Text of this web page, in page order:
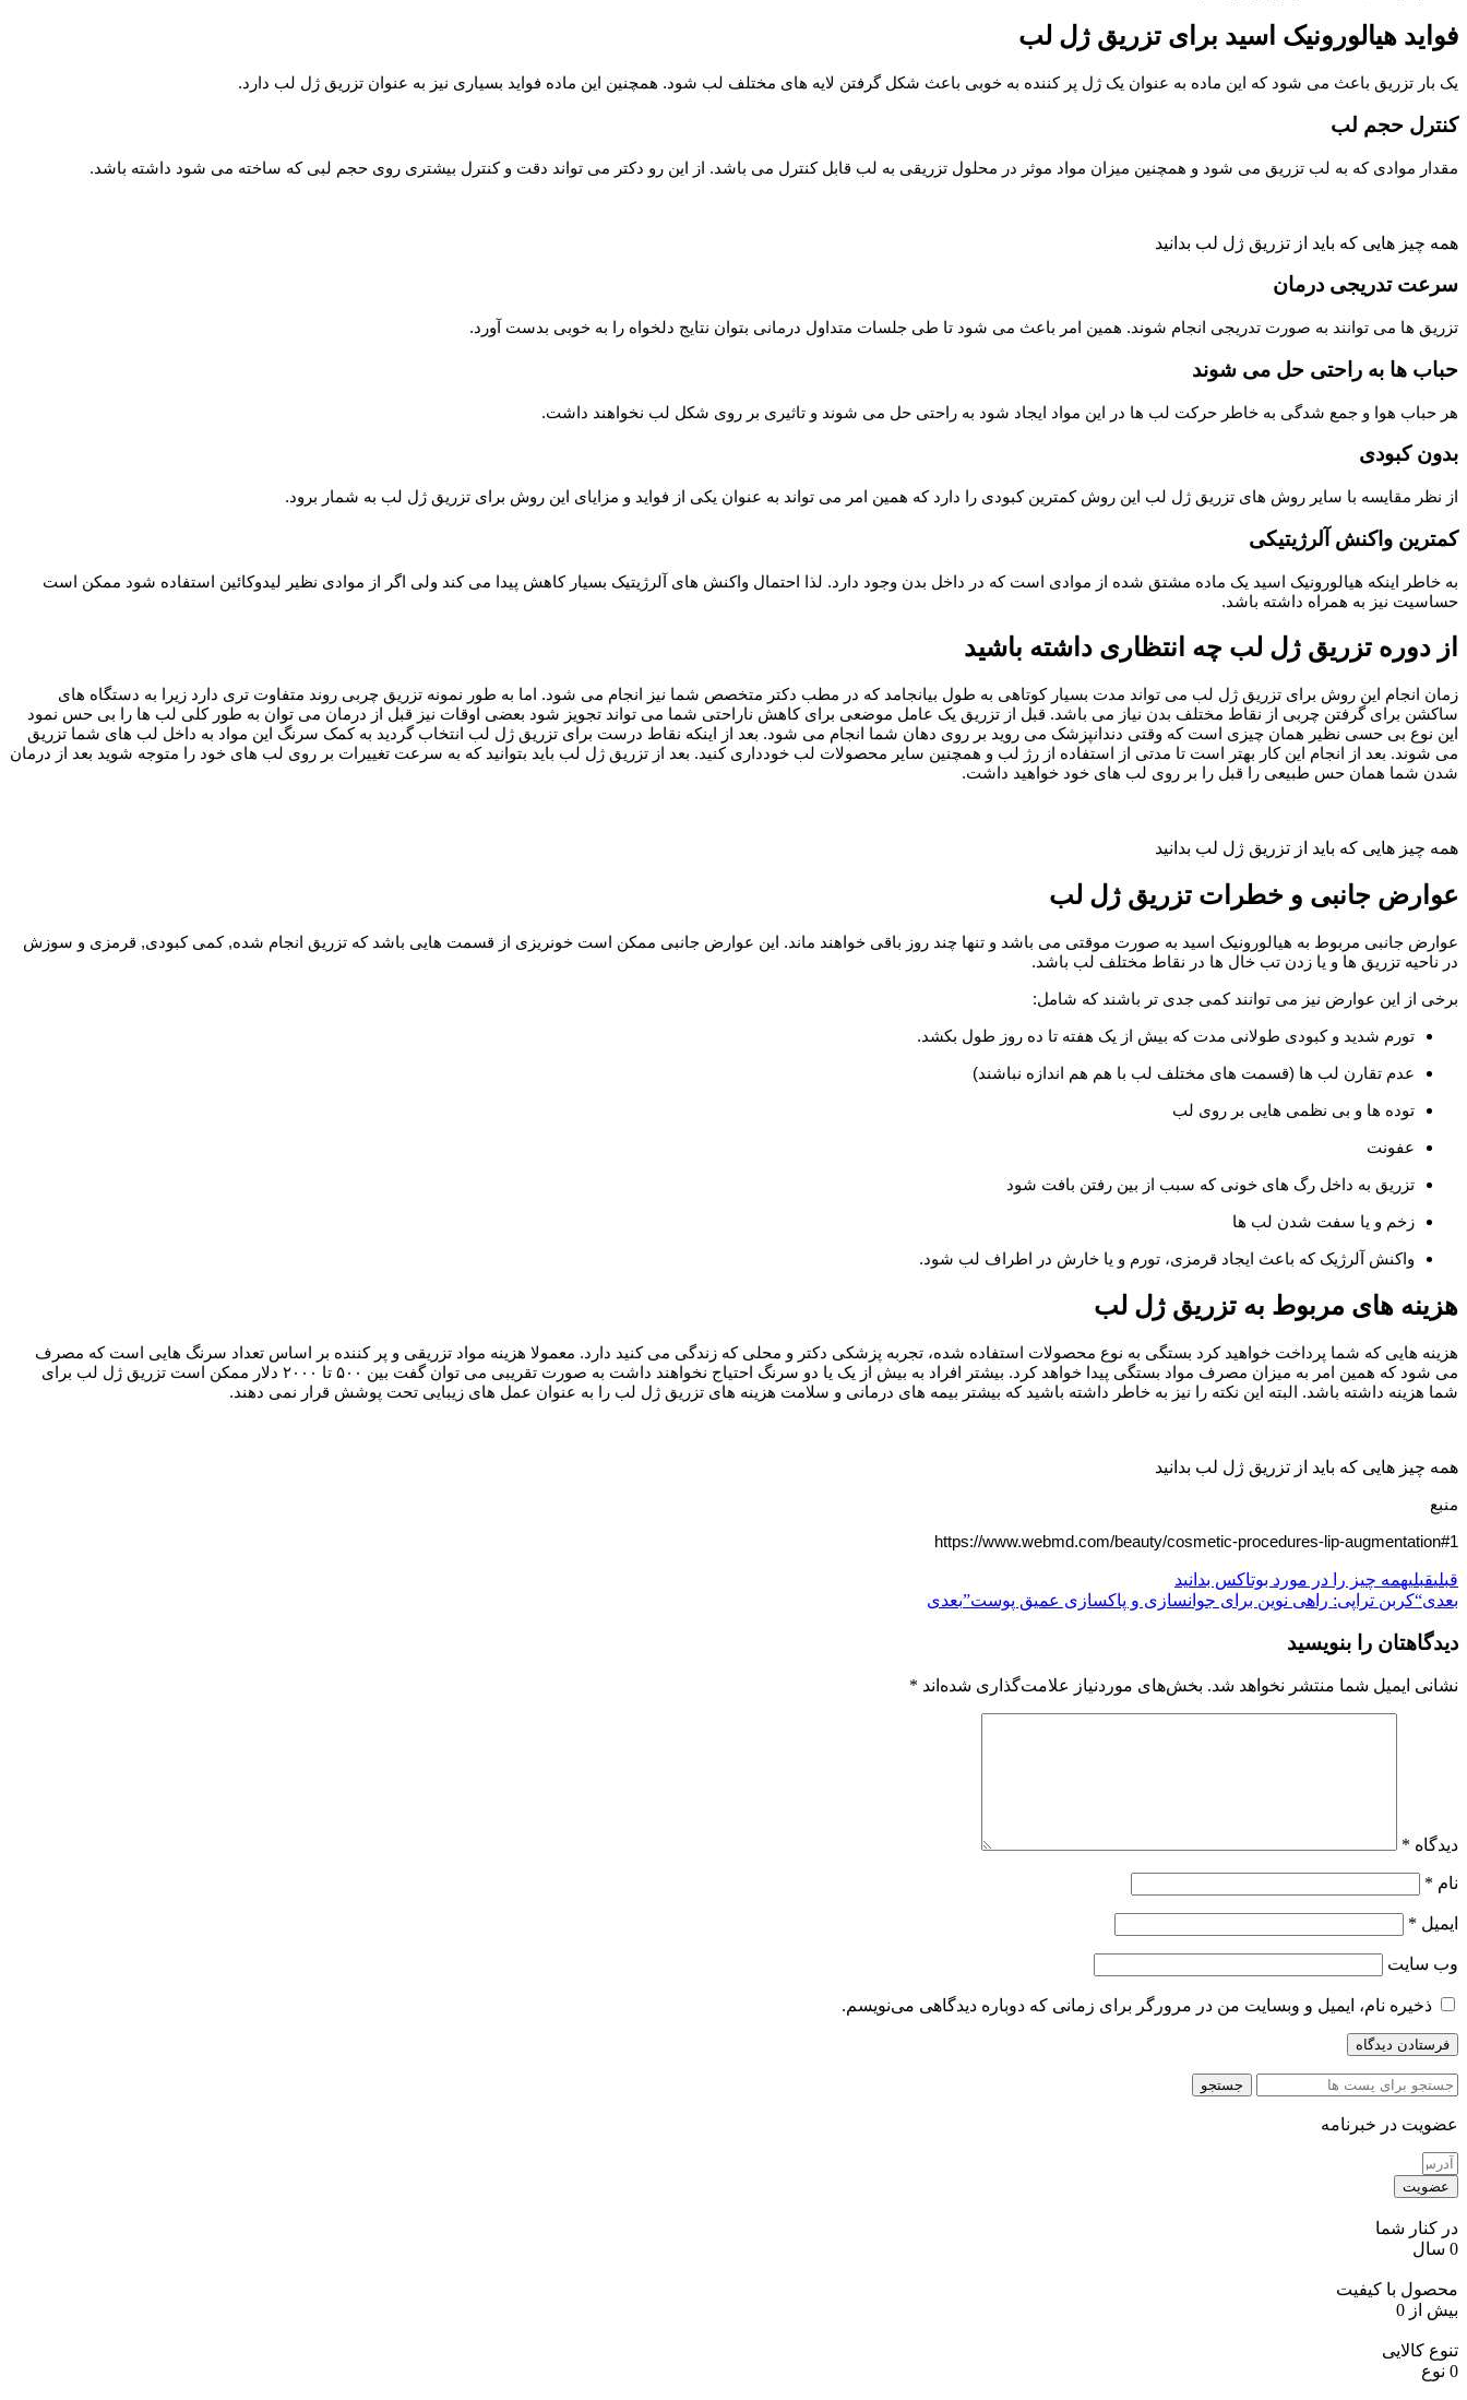
فواید هیالورونیک اسید برای تزریق ژل لب
یک بار تزریق باعث می شود که این ماده به عنوان یک ژل پر کننده به خوبی باعث شکل گرفتن لایه های مختلف لب شود. همچنین این ماده فواید بسیاری نیز به عنوان تزریق ژل لب دارد.
کنترل حجم لب
مقدار موادی که به لب تزریق می شود و همچنین میزان مواد موثر در محلول تزریقی به لب قابل کنترل می باشد. از این رو دکتر می تواند دقت و کنترل بیشتری روی حجم لبی که ساخته می شود داشته باشد.
همه چیز هایی که باید از تزریق ژل لب بدانید
سرعت تدریجی درمان
تزریق ها می توانند به صورت تدریجی انجام شوند. همین امر باعث می شود تا طی جلسات متداول درمانی بتوان نتایج دلخواه را به خوبی بدست آورد.
حباب ها به راحتی حل می شوند
هر حباب هوا و جمع شدگی به خاطر حرکت لب ها در این مواد ایجاد شود به راحتی حل می شوند و تاثیری بر روی شکل لب نخواهند داشت.
بدون کبودی
از نظر مقایسه با سایر روش های تزریق ژل لب این روش کمترین کبودی را دارد که همین امر می تواند به عنوان یکی از فواید و مزایای این روش برای تزریق ژل لب به شمار برود.
کمترین واکنش آلرژیتیکی
به خاطر اینکه هیالورونیک اسید یک ماده مشتق شده از موادی است که در داخل بدن وجود دارد. لذا احتمال واکنش های آلرژیتیک بسیار کاهش پیدا می کند ولی اگر از موادی نظیر لیدوکائین استفاده شود ممکن است
حساسیت نیز به همراه داشته باشد.
از دوره تزریق ژل لب چه انتظاری داشته باشید
زمان انجام این روش برای تزریق ژل لب می تواند مدت بسیار کوتاهی به طول بیانجامد که در مطب دکتر متخصص شما نیز انجام می شود. اما به طور نمونه تزریق چربی روند متفاوت تری دارد زیرا به دستگاه های
ساکشن برای گرفتن چربی از نقاط مختلف بدن نیاز می باشد. قبل از تزریق یک عامل موضعی برای کاهش ناراحتی شما می تواند تجویز شود بعضی اوقات نیز قبل از درمان می توان به طور کلی لب ها را بی حس نمود
این نوع بی حسی نظیر همان چیزی است که وقتی دندانپزشک می روید بر روی دهان شما انجام می شود. بعد از اینکه نقاط درست برای تزریق ژل لب انتخاب گردید به کمک سرنگ این مواد به داخل لب های شما تزریق
می شوند. بعد از انجام این کار بهتر است تا مدتی از استفاده از رژ لب و همچنین سایر محصولات لب خودداری کنید. بعد از تزریق ژل لب باید بتوانید که به سرعت تغییرات بر روی لب های خود را متوجه شوید بعد از درمان
شدن شما همان حس طبیعی را قبل را بر روی لب های خود خواهید داشت.
همه چیز هایی که باید از تزریق ژل لب بدانید
عوارض جانبی و خطرات تزریق ژل لب
عوارض جانبی مربوط به هیالورونیک اسید به صورت موقتی می باشد و تنها چند روز باقی خواهند ماند. این عوارض جانبی ممکن است خونریزی از قسمت هایی باشد که تزریق انجام شده, کمی کبودی, قرمزی و سوزش
در ناحیه تزریق ها و یا زدن تب خال ها در نقاط مختلف لب باشد.
برخی از این عوارض نیز می توانند کمی جدی تر باشند که شامل:
تورم شدید و کبودی طولانی مدت که بیش از یک هفته تا ده روز طول بکشد.
عدم تقارن لب ها (قسمت های مختلف لب با هم هم اندازه نباشند)
توده ها و بی نظمی هایی بر روی لب
عفونت
تزریق به داخل رگ های خونی که سبب از بین رفتن بافت شود
زخم و یا سفت شدن لب ها
واکنش آلرژیک که باعث ایجاد قرمزی، تورم و یا خارش در اطراف لب شود.
هزینه های مربوط به تزریق ژل لب
هزینه هایی که شما پرداخت خواهید کرد بستگی به نوع محصولات استفاده شده، تجربه پزشکی دکتر و محلی که زندگی می کنید دارد. معمولا هزینه مواد تزریقی و پر کننده بر اساس تعداد سرنگ هایی است که مصرف
می شود که همین امر به میزان مصرف مواد بستگی پیدا خواهد کرد. بیشتر افراد به بیش از یک یا دو سرنگ احتیاج نخواهند داشت به صورت تقریبی می توان گفت بین ۵۰۰ تا ۲۰۰۰ دلار ممکن است تزریق ژل لب برای
شما هزینه داشته باشد. البته این نکته را نیز به خاطر داشته باشید که بیشتر بیمه های درمانی و سلامت هزینه های تزریق ژل لب را به عنوان عمل های زیبایی تحت پوشش قرار نمی دهند.
همه چیز هایی که باید از تزریق ژل لب بدانید
منبع
https://www.webmd.com/beauty/cosmetic-procedures-lip-augmentation#1
قبلیقبلیهمه چیز را در مورد بوتاکس بدانید
بعدی“کربن تراپی: راهی نوین برای جوانسازی و پاکسازی عمیق پوست”بعدی
دیدگاهتان را بنویسید
نشانی ایمیل شما منتشر نخواهد شد. بخش‌های موردنیاز علامت‌گذاری شده‌اند *
دیدگاه *
نام *
ایمیل *
وب‌ سایت
ذخیره نام، ایمیل و وبسایت من در مرورگر برای زمانی که دوباره دیدگاهی می‌نویسم.
جستجو
عضویت در خبرنامه
عضویت
در کنار شما
0 سال
محصول با کیفیت
بیش از 0
تنوع کالایی
0 نوع